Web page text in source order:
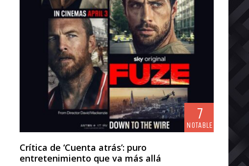
7
NOTABLE
Crítica de ‘Cuenta atrás’: puro
entretenimiento que va más allá